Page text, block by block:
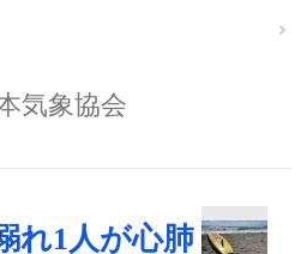
気象協会
れ1人が心肺